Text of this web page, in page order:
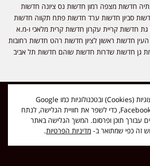
חדשות מצפה רמון חדשות נס ציונה חדשות
סביון חדשות ערד חדשות פתח תקווה חדשות
גת חדשות קריית עקרון חדשות קרית מלאכי ו-מ.א
חדשות ראשון לציון חדשות רהט חדשות רחובות
גן חדשות שדרות חדשות שוהם חדשות תל אביב
ללוצאשווילי - חדשות אפס שמונה - דיווחים בזמן
news08.net@gmail.com
Made with ❤ by
אנחנו משתמשים בעוגיות (Cookies) ובטכנולוגיות כמו Google
Analytics ו-Facebook Pixel, כדי לשפר את חוויית הגלישה, לנתח
עבורך תוכן ופרסום. המשך הגלישה באתר
זה כפי שמתואר ב- מדיניות הפרטיות.